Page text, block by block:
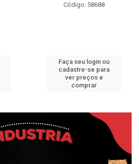
Código: 58688
Faça seu login ou
cadastre-se para
ver preços e
comprar